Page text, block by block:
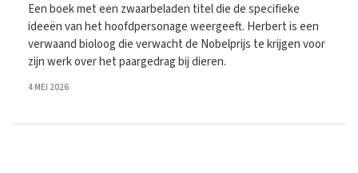
Een boek met een zwaarbeladen titel die de specifieke
ideeën van het hoofdpersonage weergeeft. Herbert is een
verwaand bioloog die verwacht de Nobelprijs te krijgen voor
zijn werk over het paargedrag bij dieren.
4 MEI 2026